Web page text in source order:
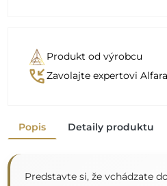
Produkt od výrobcu
phone_callbackZavolajte expertovi
Popis Detaily produktu
Predstavte si, že vchádzate